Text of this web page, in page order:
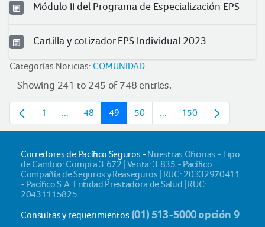
Módulo II del Programa de Especialización EPS
Cartilla y cotizador EPS Individual 2023
Categorías Noticias: COMUNIDAD
Showing 241 to 245 of 748 entries.
Page
1 ...Intermediate pages
Page
48 Page
49 Page
50 ...Intermediate pages
Page
150
Corredores de Pacífico Seguros - Nuestras Oficinas - Tipo
de Cambio: Compra 3.672 | Venta: 3.835 - Pacífico
Compañía de Seguros y Reaseguros | RUC: 20332970411
- Pacífico S.A. Entidad Prestadora de Salud | RUC:
20431115825
Consultas y requerimientos (01) 513-5000 opción 9